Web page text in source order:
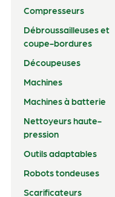
Compresseurs
Débroussailleuses et
coupe-bordures
Découpeuses
Machines
Machines à batterie
Nettoyeurs haute-
pression
Outils adaptables
Robots tondeuses
Scarificateurs